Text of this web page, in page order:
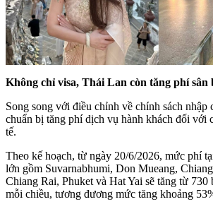
Không chỉ visa, Thái Lan còn tăng phí sân
Song song với điều chỉnh về chính sách nhập
chuẩn bị tăng phí dịch vụ hành khách đối với
tế.
Theo kế hoạch, từ ngày 20/6/2026, mức phí
lớn gồm Suvarnabhumi, Don Mueang,
Chiang Rai, Phuket và Hat Yai sẽ tăng từ 730
mỗi chiều, tương đương mức tăng khoảng